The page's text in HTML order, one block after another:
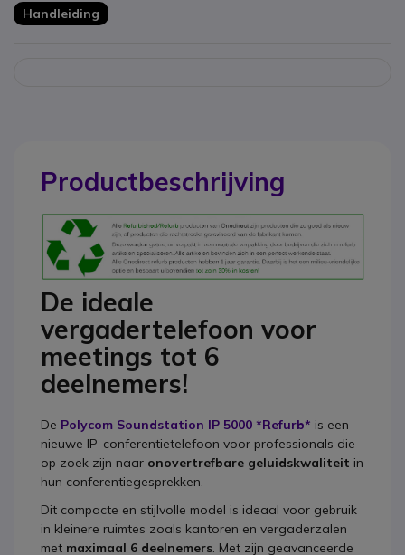
Handleiding
Productbeschrijving
De ideale
vergadertelefoon voor
meetings tot 6
deelnemers!
De Polycom Soundstation IP 5000 *Refurb* is een
nieuwe IP-conferentietelefoon voor professionals die
op zoek zijn naar onovertrefbare geluidskwaliteit in
hun conferentiegesprekken.
Dit compacte en stijlvolle model is ideaal voor gebruik
in kleinere ruimtes zoals kantoren en vergaderzalen
met maximaal 6 deelnemers. Met zijn geavanceerde